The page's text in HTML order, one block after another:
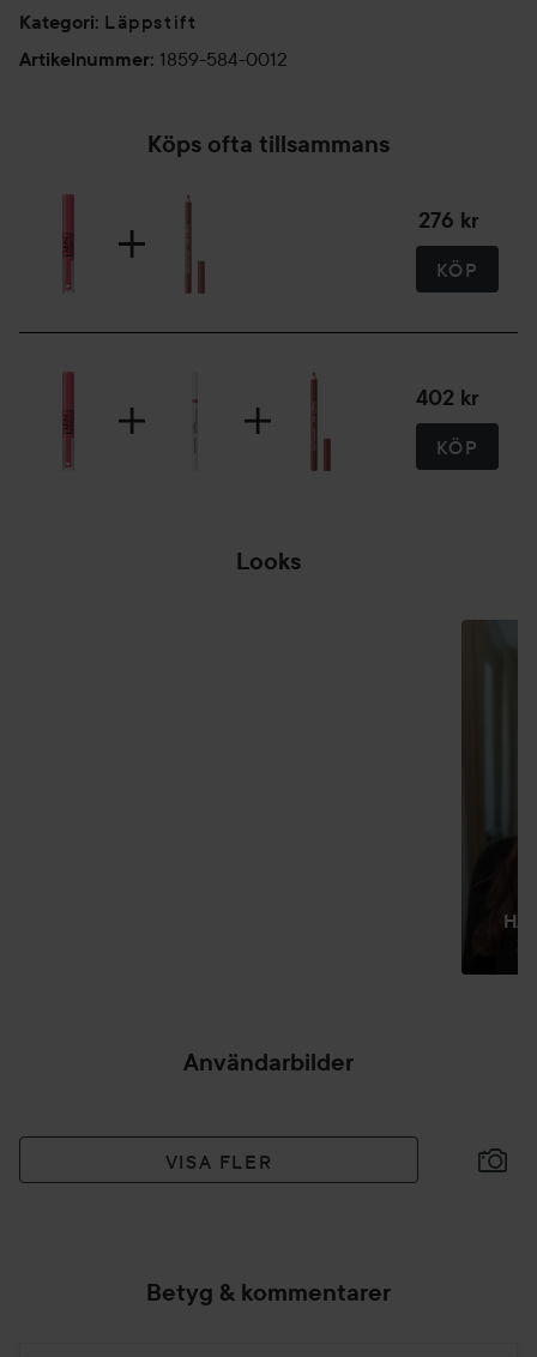
Kategori: Läppstift
Artikelnummer: 1859-584-0012
Köps ofta tillsammans
276 kr
KÖP
402 kr
KÖP
Looks
Användarbilder
VISA FLER
Betyg & kommentarer